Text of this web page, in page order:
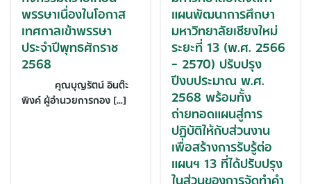
พรรษาเนื่องในโอกาส
เทศกาลเข้าพรรษา
ประจำปีพุทธศักราช
2568
คุณบุญรัตน์ อินต๊ะ
พิงค์ ผู้อำนวยการกอง […]
แผนพัฒนาการศึกษา
มหาวิทยาลัยเชียงใหม่
ระยะที่ 13 (พ.ศ. 2566
– 2570) ปรับปรุง
ปีงบประมาณ พ.ศ.
2568 พร้อมทั้ง
ถ่ายทอดแผนสู่การ
ปฏิบัติให้กับส่วนงาน
เพื่อสร้างการรับรู้ต่อ
แผนฯ 13 ที่ได้ปรับปรุง
ในส่วนของการจัดทำคำ